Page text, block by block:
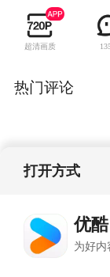
超清画质
热门评论
打开方式
优酷
为好内